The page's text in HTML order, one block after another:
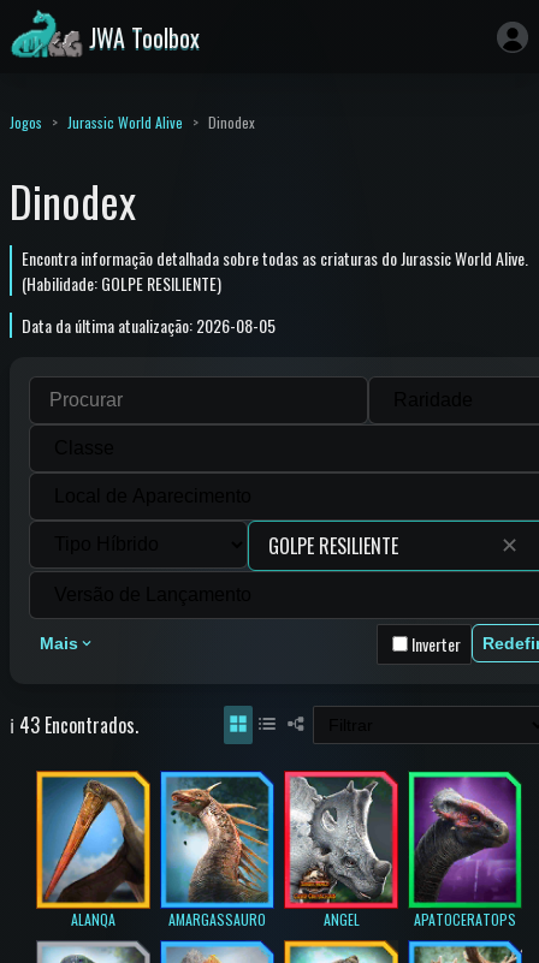
JWA Toolbox
Jogos Jurassic World Alive Dinodex
Dinodex
Encontra informação detalhada sobre todas as criaturas do Jurassic World Alive.
(Habilidade: GOLPE RESILIENTE)
Data da última atualização: 2026-08-05
✕
Mais Inverter
ℹ️ 43 Encontrados.
ALANQA AMARGASSAURO ANGEL APATOCERATOPS